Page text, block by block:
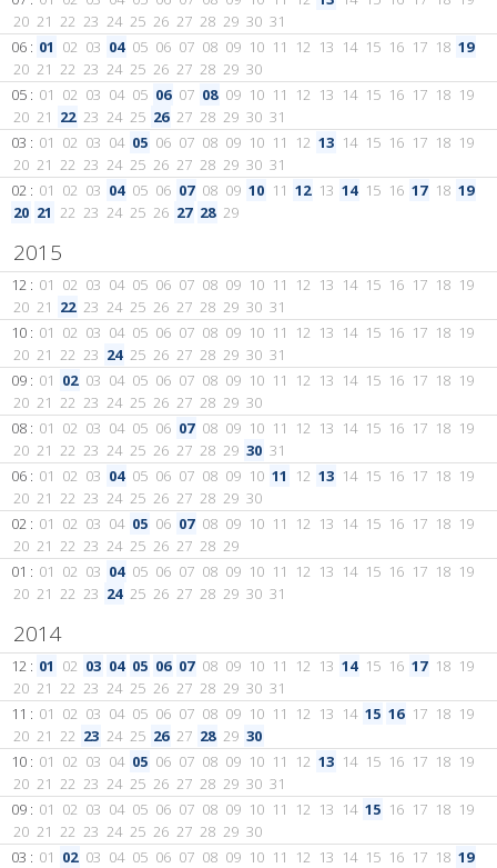
20 21 22 23 24 25 26 27 28 29 30 31
06 : 01 02 03 04 05 06 07 08 09 10 11 12 13 14 15 16 17 18 19
20 21 22 23 24 25 26 27 28 29 30
05 : 01 02 03 04 05 06 07 08 09 10 11 12 13 14 15 16 17 18 19
20 21 22 23 24 25 26 27 28 29 30 31
03 : 01 02 03 04 05 06 07 08 09 10 11 12 13 14 15 16 17 18 19
20 21 22 23 24 25 26 27 28 29 30 31
02 : 01 02 03 04 05 06 07 08 09 10 11 12 13 14 15 16 17 18 19
20 21 22 23 24 25 26 27 28 29
2015
12 : 01 02 03 04 05 06 07 08 09 10 11 12 13 14 15 16 17 18 19
20 21 22 23 24 25 26 27 28 29 30 31
10 : 01 02 03 04 05 06 07 08 09 10 11 12 13 14 15 16 17 18 19
20 21 22 23 24 25 26 27 28 29 30 31
09 : 01 02 03 04 05 06 07 08 09 10 11 12 13 14 15 16 17 18 19
20 21 22 23 24 25 26 27 28 29 30
08 : 01 02 03 04 05 06 07 08 09 10 11 12 13 14 15 16 17 18 19
20 21 22 23 24 25 26 27 28 29 30 31
06 : 01 02 03 04 05 06 07 08 09 10 11 12 13 14 15 16 17 18 19
20 21 22 23 24 25 26 27 28 29 30
02 : 01 02 03 04 05 06 07 08 09 10 11 12 13 14 15 16 17 18 19
20 21 22 23 24 25 26 27 28 29
01 : 01 02 03 04 05 06 07 08 09 10 11 12 13 14 15 16 17 18 19
20 21 22 23 24 25 26 27 28 29 30 31
2014
12 : 01 02 03 04 05 06 07 08 09 10 11 12 13 14 15 16 17 18 19
20 21 22 23 24 25 26 27 28 29 30 31
11 : 01 02 03 04 05 06 07 08 09 10 11 12 13 14 15 16 17 18 19
20 21 22 23 24 25 26 27 28 29 30
10 : 01 02 03 04 05 06 07 08 09 10 11 12 13 14 15 16 17 18 19
20 21 22 23 24 25 26 27 28 29 30 31
09 : 01 02 03 04 05 06 07 08 09 10 11 12 13 14 15 16 17 18 19
20 21 22 23 24 25 26 27 28 29 30
03 : 01 02 03 04 05 06 07 08 09 10 11 12 13 14 15 16 17 18 19